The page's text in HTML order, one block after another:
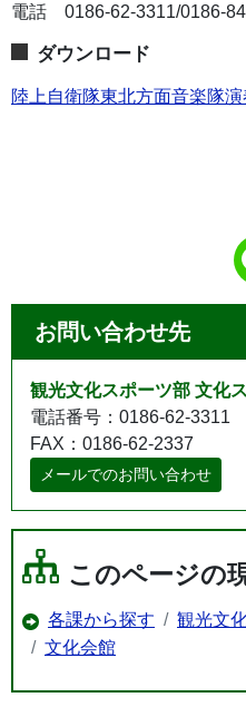
電話 0186-62-3311/0186-
ダウンロード
陸上自衛隊東北方面音楽隊
お問い合わせ先
観光文化スポーツ部 文化
電話番号：0186-62-3311
FAX：0186-62-2337
メールでのお問い合わせ
このページの
各課から探す
観光文
文化会館